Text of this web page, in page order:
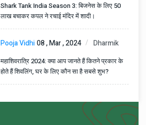
Shark Tank India Season 3: बिजनेस के लिए 50
लाख बचाकर कपल ने रचाई मंदिर में शादी।
Pooja Vidhi08 , Mar , 2024 Dharmik
महाशिवरात्रि 2024: क्या आप जानते हैं कितने प्रकार के
होते हैं शिवलिंग, घर के लिए कौन सा है सबसे शुभ?